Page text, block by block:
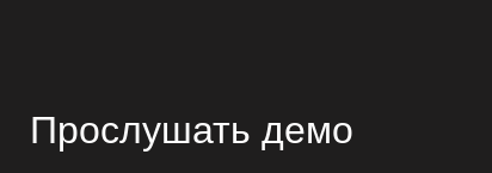
Прослушать демо